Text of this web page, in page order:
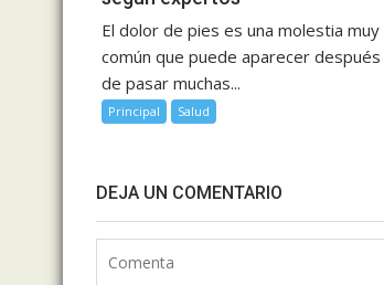
El dolor de pies es una molestia muy
común que puede aparecer después
de pasar muchas...
Principal Salud
DEJA UN COMENTARIO